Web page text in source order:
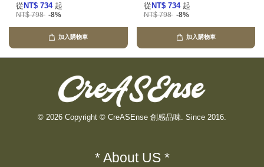
從 NT$ 734 起
NT$ 798 -8%
加入購物車
從 NT$ 734 起
NT$ 798 -8%
加入購物車
© 2026 Copyright © CreASEnse 創感品味. Since 2016.
* About US *